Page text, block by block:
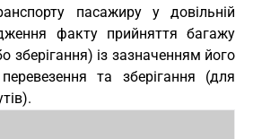
пасажиру у довільній
факту прийняття багажу
зберігання) із зазначенням його
перевезення та зберігання (для